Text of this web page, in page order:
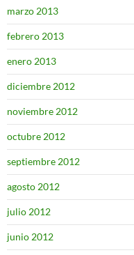
marzo 2013
febrero 2013
enero 2013
diciembre 2012
noviembre 2012
octubre 2012
septiembre 2012
agosto 2012
julio 2012
junio 2012